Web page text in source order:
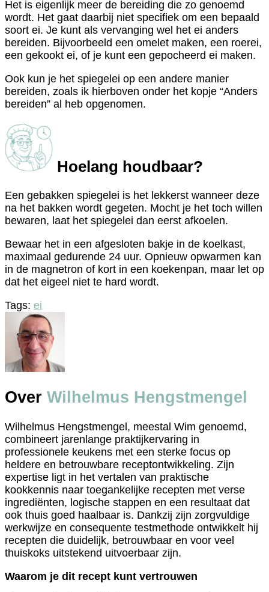
Het is eigenlijk meer de bereiding die zo genoemd
wordt. Het gaat daarbij niet specifiek om een bepaald
soort ei. Je kunt als vervanging wel het ei anders
bereiden. Bijvoorbeeld een omelet maken, een roerei,
een gekookt ei, of je kunt een gepocheerd ei maken.
Ook kun je het spiegelei op een andere manier
bereiden, zoals ik hierboven onder het kopje “Anders
bereiden” al heb opgenomen.
Hoelang houdbaar?
Een gebakken spiegelei is het lekkerst wanneer deze
na het bakken wordt gegeten. Mocht je het toch willen
bewaren, laat het spiegelei dan eerst afkoelen.
Bewaar het in een afgesloten bakje in de koelkast,
maximaal gedurende 24 uur. Opnieuw opwarmen kan
in de magnetron of kort in een koekenpan, maar let op
dat het eigeel niet te hard wordt.
Tags: ei
Over Wilhelmus Hengstmengel
Wilhelmus Hengstmengel, meestal Wim genoemd,
combineert jarenlange praktijkervaring in
professionele keukens met een sterke focus op
heldere en betrouwbare receptontwikkeling. Zijn
expertise ligt in het vertalen van praktische
kookkennis naar toegankelijke recepten met verse
ingrediënten, logische stappen en een resultaat dat
ook thuis goed haalbaar is. Dankzij zijn zorgvuldige
werkwijze en consequente testmethode ontwikkelt hij
recepten die duidelijk, betrouwbaar en voor veel
thuiskoks uitstekend uitvoerbaar zijn.
Waarom je dit recept kunt vertrouwen